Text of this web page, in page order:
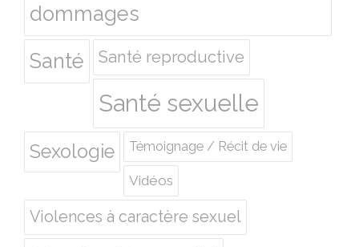
dommages
Santé
Santé reproductive
Santé sexuelle
Sexologie Témoignage / Récit de vie
Vidéos
Violences à caractère sexuel